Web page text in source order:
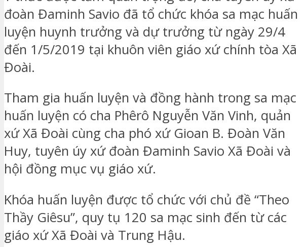
đoàn Đaminh Savio đã tổ chức khóa sa mạc huấn
luyện huynh trưởng và dự trưởng từ ngày 29/4
đến 1/5/2019 tại khuôn viên giáo xứ chính tòa Xã
Đoài.
Tham gia huấn luyện và đồng hành trong sa mạc
huấn luyện có cha Phêrô Nguyễn Văn Vinh, quản
xứ Xã Đoài cùng cha phó xứ Gioan B. Đoàn Văn
Huy, tuyên úy xứ đoàn Đaminh Savio Xã Đoài và
hội đồng mục vụ giáo xứ.
Khóa huấn luyện được tổ chức với chủ đề “Theo
Thầy Giêsu”, quy tụ 120 sa mạc sinh đến từ các
giáo xứ Xã Đoài và Trung Hậu.